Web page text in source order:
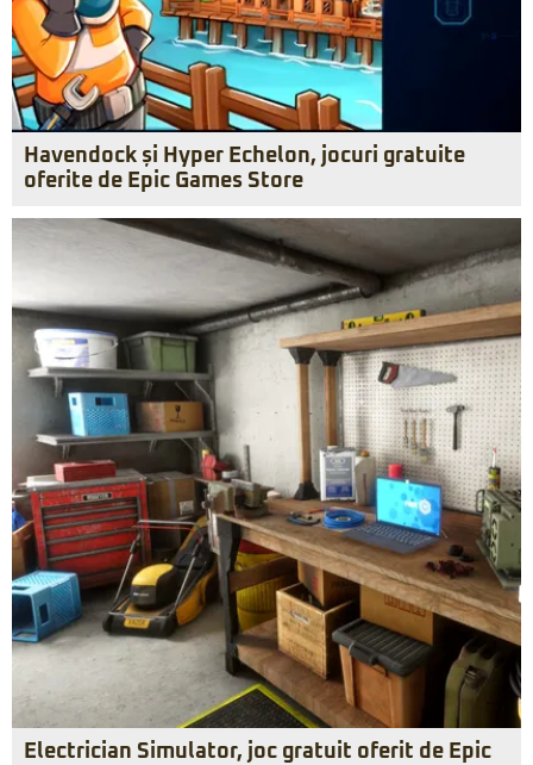
Havendock și Hyper Echelon, jocuri gratuite
oferite de Epic Games Store
Electrician Simulator, joc gratuit oferit de Epic